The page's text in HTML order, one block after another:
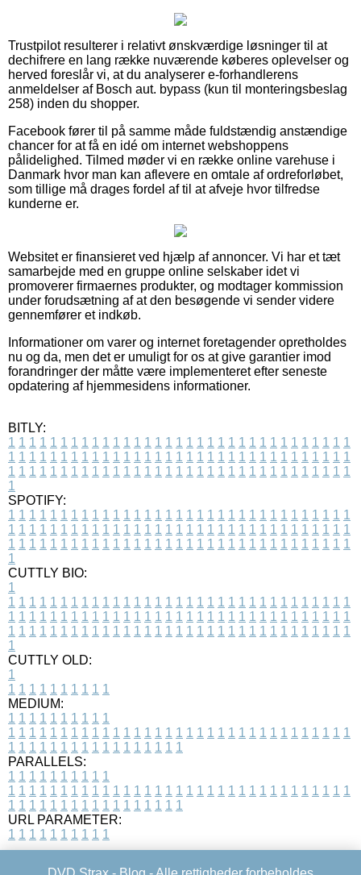
Trustpilot resulterer i relativt ønskværdige løsninger til at
dechifrere en lang række nuværende køberes oplevelser og
herved foreslår vi, at du analyserer e-forhandlerens
anmeldelser af Bosch aut. bypass (kun til monteringsbeslag
258) inden du shopper.
Facebook fører til på samme måde fuldstændig anstændige
chancer for at få en idé om internet webshoppens
pålidelighed. Tilmed møder vi en række online varehuse i
Danmark hvor man kan aflevere en omtale af ordreforløbet,
som tillige må drages fordel af til at afveje hvor tilfredse
kunderne er.
Websitet er finansieret ved hjælp af annoncer. Vi har et tæt
samarbejde med en gruppe online selskaber idet vi
promoverer firmaernes produkter, og modtager kommission
under forudsætning af at den besøgende vi sender videre
gennemfører et indkøb.
Informationer om varer og internet foretagender opretholdes
nu og da, men det er umuligt for os at give garantier imod
forandringer der måtte være implementeret efter seneste
opdatering af hjemmesidens informationer.
BITLY:
1 1 1 1 1 1 1 1 1 1 1 1 1 1 1 1 1 1 1 1 1 1 1 1 1 1 1 1 1 1 1 1 1
1 1 1 1 1 1 1 1 1 1 1 1 1 1 1 1 1 1 1 1 1 1 1 1 1 1 1 1 1 1 1 1 1
1 1 1 1 1 1 1 1 1 1 1 1 1 1 1 1 1 1 1 1 1 1 1 1 1 1 1 1 1 1 1 1 1
1
SPOTIFY:
1 1 1 1 1 1 1 1 1 1 1 1 1 1 1 1 1 1 1 1 1 1 1 1 1 1 1 1 1 1 1 1 1
1 1 1 1 1 1 1 1 1 1 1 1 1 1 1 1 1 1 1 1 1 1 1 1 1 1 1 1 1 1 1 1 1
1 1 1 1 1 1 1 1 1 1 1 1 1 1 1 1 1 1 1 1 1 1 1 1 1 1 1 1 1 1 1 1 1
1
CUTTLY BIO:
1
1 1 1 1 1 1 1 1 1 1 1 1 1 1 1 1 1 1 1 1 1 1 1 1 1 1 1 1 1 1 1 1 1
1 1 1 1 1 1 1 1 1 1 1 1 1 1 1 1 1 1 1 1 1 1 1 1 1 1 1 1 1 1 1 1 1
1 1 1 1 1 1 1 1 1 1 1 1 1 1 1 1 1 1 1 1 1 1 1 1 1 1 1 1 1 1 1 1 1
1
CUTTLY OLD:
1
1 1 1 1 1 1 1 1 1 1
MEDIUM:
1 1 1 1 1 1 1 1 1 1
1 1 1 1 1 1 1 1 1 1 1 1 1 1 1 1 1 1 1 1 1 1 1 1 1 1 1 1 1 1 1 1 1
1 1 1 1 1 1 1 1 1 1 1 1 1 1 1 1 1
PARALLELS:
1 1 1 1 1 1 1 1 1 1
1 1 1 1 1 1 1 1 1 1 1 1 1 1 1 1 1 1 1 1 1 1 1 1 1 1 1 1 1 1 1 1 1
1 1 1 1 1 1 1 1 1 1 1 1 1 1 1 1 1
URL PARAMETER:
1 1 1 1 1 1 1 1 1 1